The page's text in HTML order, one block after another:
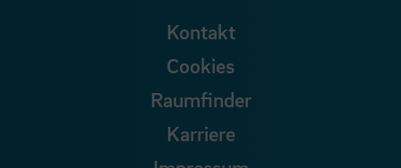
Kontakt
Cookies
Raumfinder
Karriere